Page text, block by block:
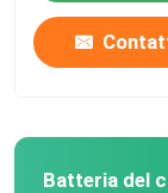
Batteria del